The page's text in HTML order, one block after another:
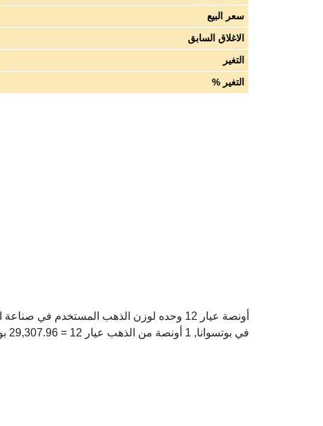
سعر البيع
الاغلاق السابق
التغير
التغير %
في بوتسوانا, 1 أونصة من الذهب عيار 12 = 29,307.96 بوتسوانا بولا.